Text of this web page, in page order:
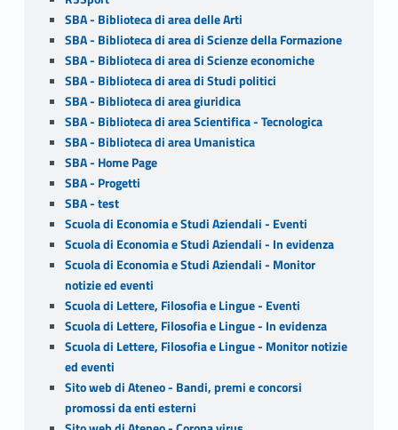
SBA - Biblioteca di area delle Arti
SBA - Biblioteca di area di Scienze della Formazione
SBA - Biblioteca di area di Scienze economiche
SBA - Biblioteca di area di Studi politici
SBA - Biblioteca di area giuridica
SBA - Biblioteca di area Scientifica - Tecnologica
SBA - Biblioteca di area Umanistica
SBA - Home Page
SBA - Progetti
SBA - test
Scuola di Economia e Studi Aziendali - Eventi
Scuola di Economia e Studi Aziendali - In evidenza
Scuola di Economia e Studi Aziendali - Monitor
notizie ed eventi
Scuola di Lettere, Filosofia e Lingue - Eventi
Scuola di Lettere, Filosofia e Lingue - In evidenza
Scuola di Lettere, Filosofia e Lingue - Monitor notizie
ed eventi
Sito web di Ateneo - Bandi, premi e concorsi
promossi da enti esterni